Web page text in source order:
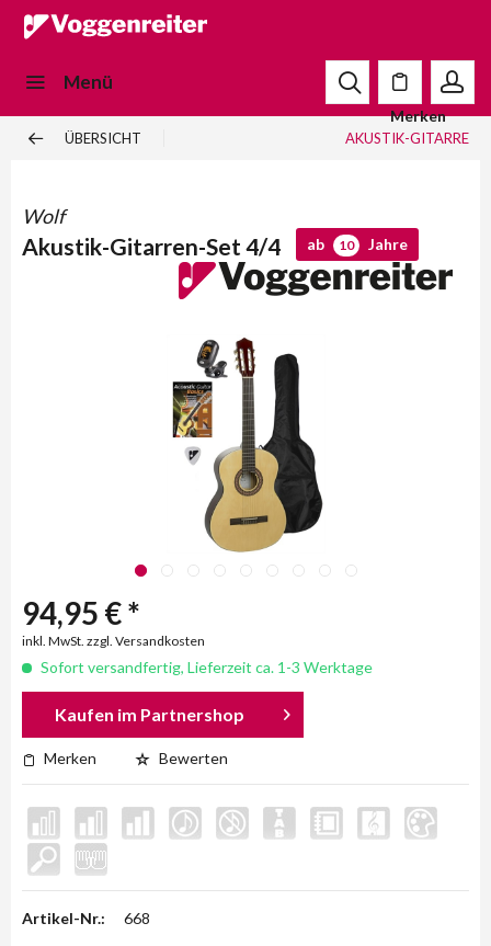
Menü
Merken
ÜBERSICHT AKUSTIK-GITARRE
Wolf
Akustik-Gitarren-Set 4/4 ab 10 Jahre
94,95 € *
inkl. MwSt. zzgl. Versandkosten
Sofort versandfertig, Lieferzeit ca. 1-3 Werktage
Kaufen im Partnershop
Merken Bewerten
Artikel-Nr.: 668